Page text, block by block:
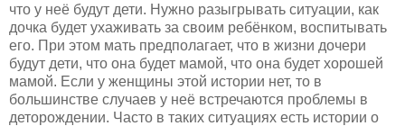
что у неё будут дети. Нужно разыгрывать ситуации, как
дочка будет ухаживать за своим ребёнком, воспитывать
его. При этом мать предполагает, что в жизни дочери
будут дети, что она будет мамой, что она будет хорошей
мамой. Если у женщины этой истории нет, то в
большинстве случаев у неё встречаются проблемы в
деторождении. Часто в таких ситуациях есть истории о